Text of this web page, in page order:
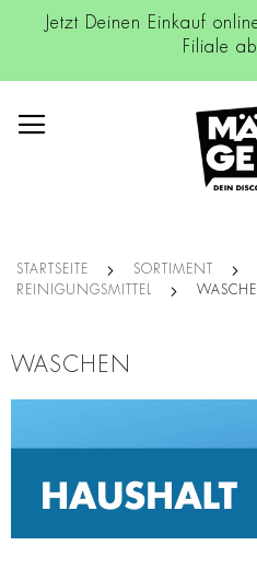
Jetzt Deinen Einkauf
Filiale
STARTSEITE SORTIMENT
REINIGUNGSMITTEL
WASCHEN